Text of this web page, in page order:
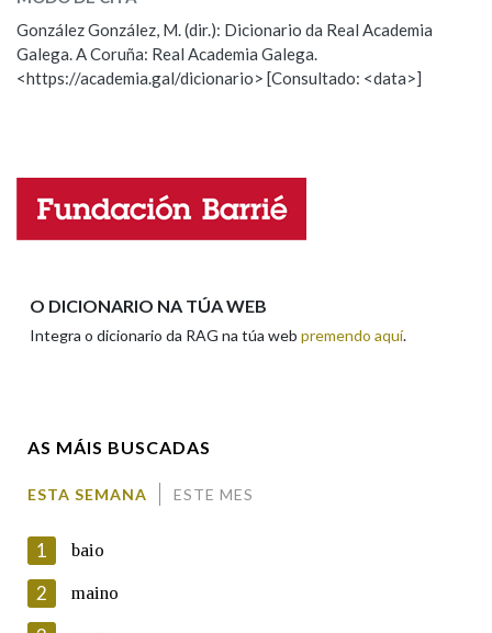
LIMPAR BUSCA
ESCOLLE UNHA OPCIÓN:
Observación Hai un erro na palabra
Propoño mellorar a definición
Nome
González González, M. (dir.): Dicionario da Real Academia
Galega. A Coruña: Real Academia Galega.
<https://academia.gal/dicionario> [Consultado: <data>]
O DICIONARIO NA TÚA WEB
Integra o dicionario da RAG na túa web premendo aquí.
AS MÁIS BUSCADAS
ESTA SEMANA ESTE MES
1 baio
2 maino